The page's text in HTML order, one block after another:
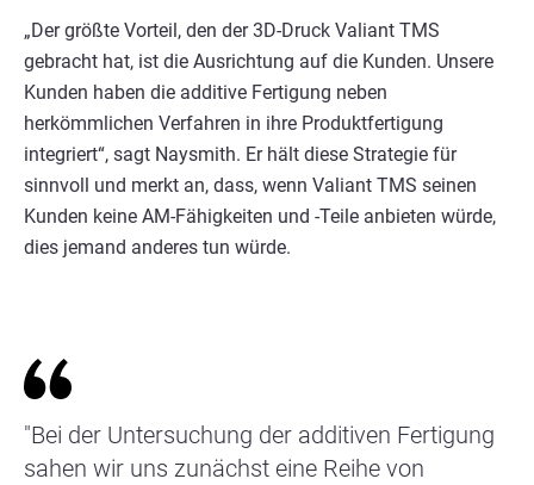
„Der größte Vorteil, den der 3D-Druck Valiant TMS
gebracht hat, ist die Ausrichtung auf die Kunden. Unsere
Kunden haben die additive Fertigung neben
herkömmlichen Verfahren in ihre Produktfertigung
integriert“, sagt Naysmith. Er hält diese Strategie für
sinnvoll und merkt an, dass, wenn Valiant TMS seinen
Kunden keine AM-Fähigkeiten und -Teile anbieten würde,
dies jemand anderes tun würde.
"Bei der Untersuchung der additiven Fertigung
sahen wir uns zunächst eine Reihe von